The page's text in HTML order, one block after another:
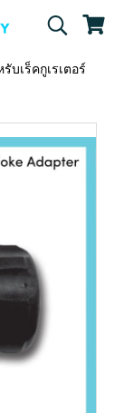
บเร็คกูเรเตอร์